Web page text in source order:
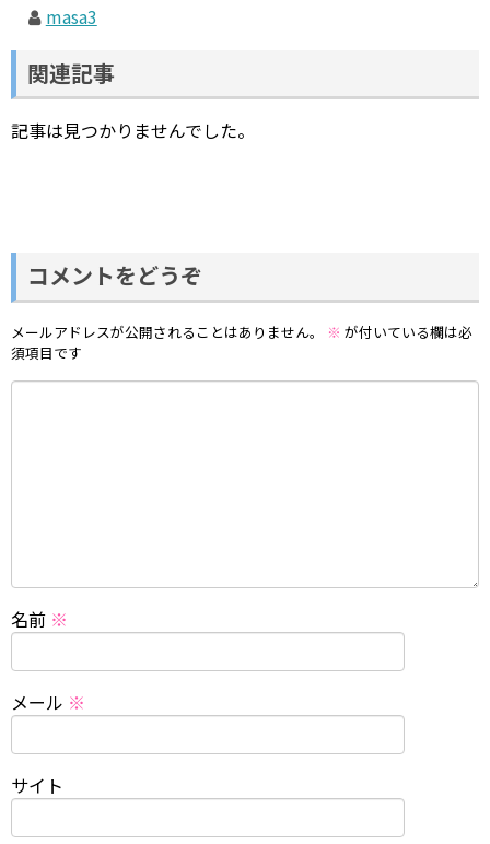
masa3
関連記事
記事は見つかりませんでした。
コメントをどうぞ
メールアドレスが公開されることはありません。 ※ が付いている欄は必
須項目です
名前 ※
メール ※
サイト